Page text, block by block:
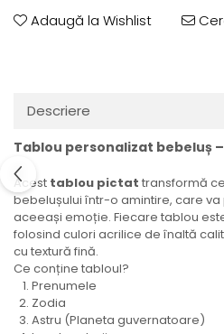
Adaugă la Wishlist
Descriere
Tablou personalizat bebeluș –
Acest tablou pictat transformă
bebelușului într-o amintire, care
aceeași emoție. Fiecare tablou
folosind culori acrilice de înaltă
cu textură fină.
Ce conține tabloul?
Prenumele
Zodia
Astru (Planeta guvernatoare)